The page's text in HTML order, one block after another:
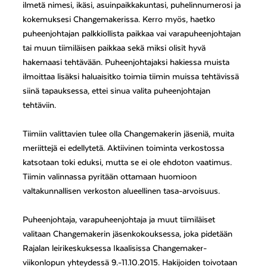
ilmetä nimesi, ikäsi, asuinpaikkakuntasi, puhelinnumerosi ja
kokemuksesi Changemakerissa. Kerro myös, haetko
puheenjohtajan palkkiollista paikkaa vai varapuheenjohtajan
tai muun tiimiläisen paikkaa sekä miksi olisit hyvä
hakemaasi tehtävään. Puheenjohtajaksi hakiessa muista
ilmoittaa lisäksi haluaisitko toimia tiimin muissa tehtävissä
siinä tapauksessa, ettei sinua valita puheenjohtajan
tehtäviin.
Tiimiin valittavien tulee olla Changemakerin jäseniä, muita
meriittejä ei edellytetä. Aktiivinen toiminta verkostossa
katsotaan toki eduksi, mutta se ei ole ehdoton vaatimus.
Tiimin valinnassa pyritään ottamaan huomioon
valtakunnallisen verkoston alueellinen tasa-arvoisuus.
Puheenjohtaja, varapuheenjohtaja ja muut tiimiläiset
valitaan Changemakerin jäsenkokouksessa, joka pidetään
Rajalan leirikeskuksessa Ikaalisissa Changemaker-
viikonlopun yhteydessä 9.-11.10.2015. Hakijoiden toivotaan